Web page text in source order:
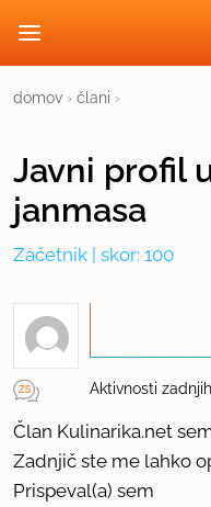
domov › člani ›
Javni profil
janmasa
Začetnik | skor: 100
Aktivnosti
Član Kulinarika.net
Zadnjič ste me lahko
Prispeval(a) sem